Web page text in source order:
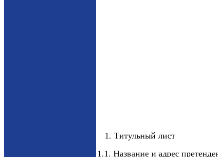
1. Титульный лист
1.1. Название и адрес